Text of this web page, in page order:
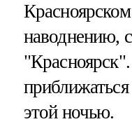
наводнению,
этой ночью.